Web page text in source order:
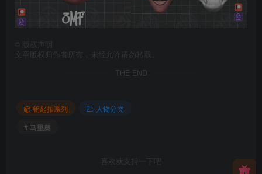
版权声明
文章版权归作者所有，未经允许请勿转载。
THE END
钥匙扣系列
人物分类
# 马里奥
喜欢就支持一下吧